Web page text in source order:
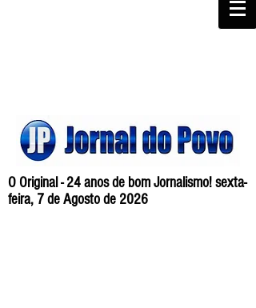
O Original - 24 anos de bom Jornalismo! sexta-
feira, 7 de Agosto de 2026